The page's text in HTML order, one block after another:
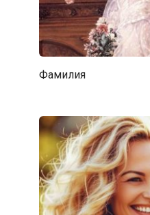
Фамилия